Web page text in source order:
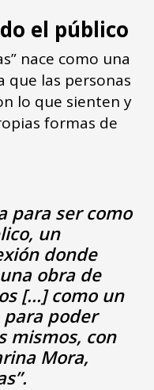
el público
nace como una
que las personas
lo que sienten y
formas de
para ser como
un
donde
obra de
[...] como un
para poder
mismos, con
Mora,